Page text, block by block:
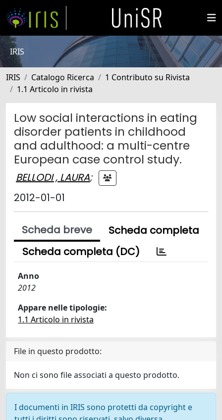
IRIS
IRIS Catalogo Ricerca
1 Contributo su Rivista
1.1 Articolo in rivista
Low social interactions in eating
disorder patients in childhood
and adulthood: a multi-centre
European case control study.
BELLODI , LAURA;
2012-01-01
Scheda breve
Scheda completa
Scheda completa (DC)
Anno
2012
Appare nelle tipologie:
1.1 Articolo in rivista
File in questo prodotto:
Non ci sono file associati a questo prodotto.
I documenti in IRIS sono protetti da copyright e